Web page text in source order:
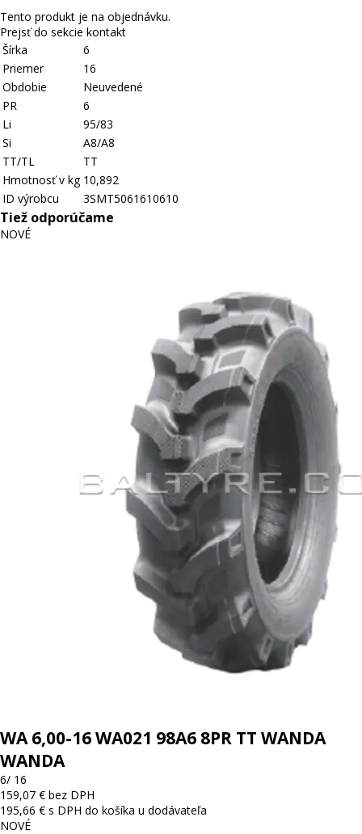
Tento produkt je na objednávku.
Prejsť do sekcie kontakt
Šírka
6
Priemer
16
Obdobie
Neuvedené
PR
6
Li
95/83
Si
A8/A8
TT/TL
TT
Hmotnosť v kg 10,892
ID výrobcu
3SMT5061610610
Tiež odporúčame
NOVÉ
WA 6,00-16 WA021 98A6 8PR TT WANDA
WANDA
6/ 16
159,07 € bez DPH
195,66 € s DPH do košíka u dodávateľa
NOVÉ